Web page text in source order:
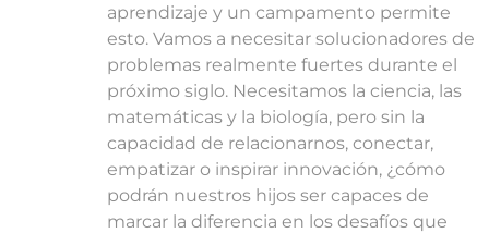
aprendizaje y un campamento permite
esto. Vamos a necesitar solucionadores de
problemas realmente fuertes durante el
próximo siglo. Necesitamos la ciencia, las
matemáticas y la biología, pero sin la
capacidad de relacionarnos, conectar,
empatizar o inspirar innovación, ¿cómo
podrán nuestros hijos ser capaces de
marcar la diferencia en los desafíos que